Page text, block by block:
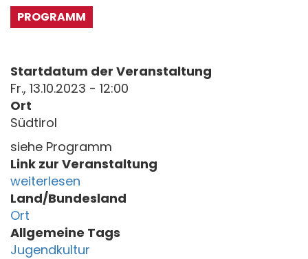
PROGRAMM
Startdatum der Veranstaltung
Fr., 13.10.2023 - 12:00
Ort
Südtirol
siehe Programm
Link zur Veranstaltung
weiterlesen
Land/Bundesland
Ort
Allgemeine Tags
Jugendkultur